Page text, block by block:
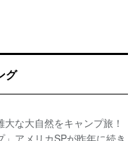
グ
大な大自然をキャンプ旅！
」アメリカSPが昨年に続き